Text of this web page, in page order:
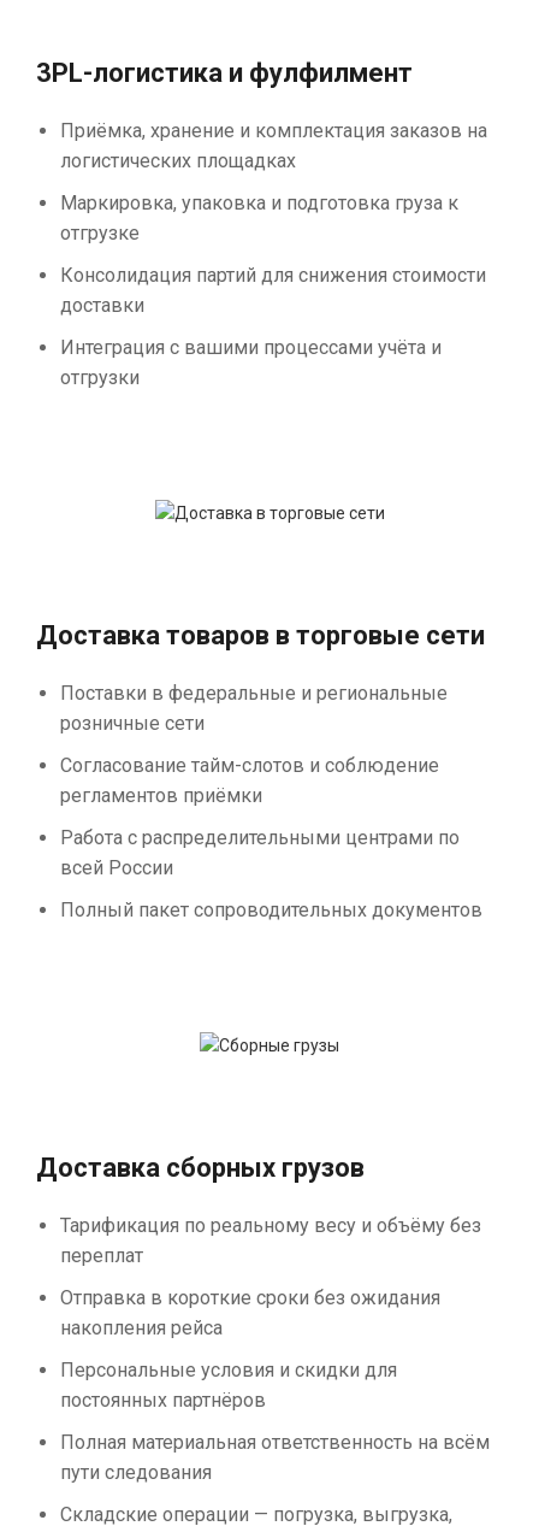
3PL-логистика и фулфилмент
Приёмка, хранение и комплектация заказов на
логистических площадках
Маркировка, упаковка и подготовка груза к
отгрузке
Консолидация партий для снижения стоимости
доставки
Интеграция с вашими процессами учёта и
отгрузки
Доставка товаров в торговые сети
Поставки в федеральные и региональные
розничные сети
Согласование тайм-слотов и соблюдение
регламентов приёмки
Работа с распределительными центрами по
всей России
Полный пакет сопроводительных документов
Доставка сборных грузов
Тарификация по реальному весу и объёму без
переплат
Отправка в короткие сроки без ожидания
накопления рейса
Персональные условия и скидки для
постоянных партнёров
Полная материальная ответственность на всём
пути следования
Складские операции — погрузка, выгрузка,